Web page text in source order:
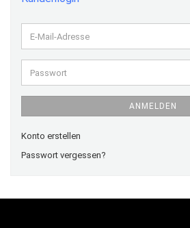
E-
Mail-
Adresse
Passwort
ANMELDEN
Konto erstellen
Passwort vergessen?